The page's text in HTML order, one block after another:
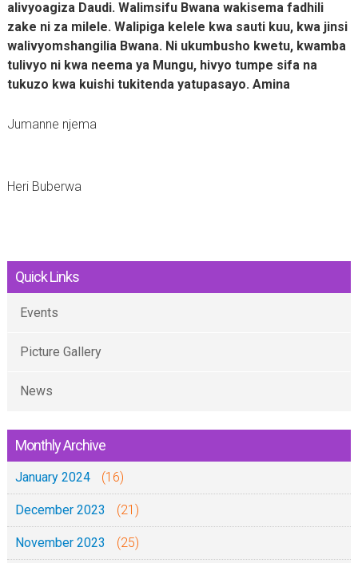
alivyoagiza Daudi. Walimsifu Bwana wakisema fadhili
zake ni za milele. Walipiga kelele kwa sauti kuu, kwa jinsi
walivyomshangilia Bwana. Ni ukumbusho kwetu, kwamba
tulivyo ni kwa neema ya Mungu, hivyo tumpe sifa na
tukuzo kwa kuishi tukitenda yatupasayo. Amina
Jumanne njema
Heri Buberwa
Quick Links
Events
Picture Gallery
News
Monthly Archive
January 2024 (16)
December 2023 (21)
November 2023 (25)